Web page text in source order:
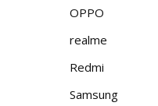
OPPO
realme
Redmi
Samsung